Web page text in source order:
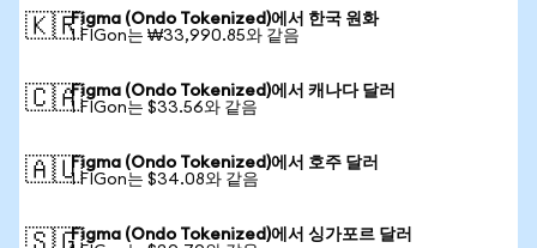
🇰🇷Figma (Ondo Tokenized)에서 한국 원화
1 FIGon는 ₩33,990.85와 같음
🇨🇦Figma (Ondo Tokenized)에서 캐나다 달러
1 FIGon는 $33.56와 같음
🇦🇺Figma (Ondo Tokenized)에서 호주 달러
1 FIGon는 $34.08와 같음
Figma (Ondo Tokenized)에서 싱가포르 달러